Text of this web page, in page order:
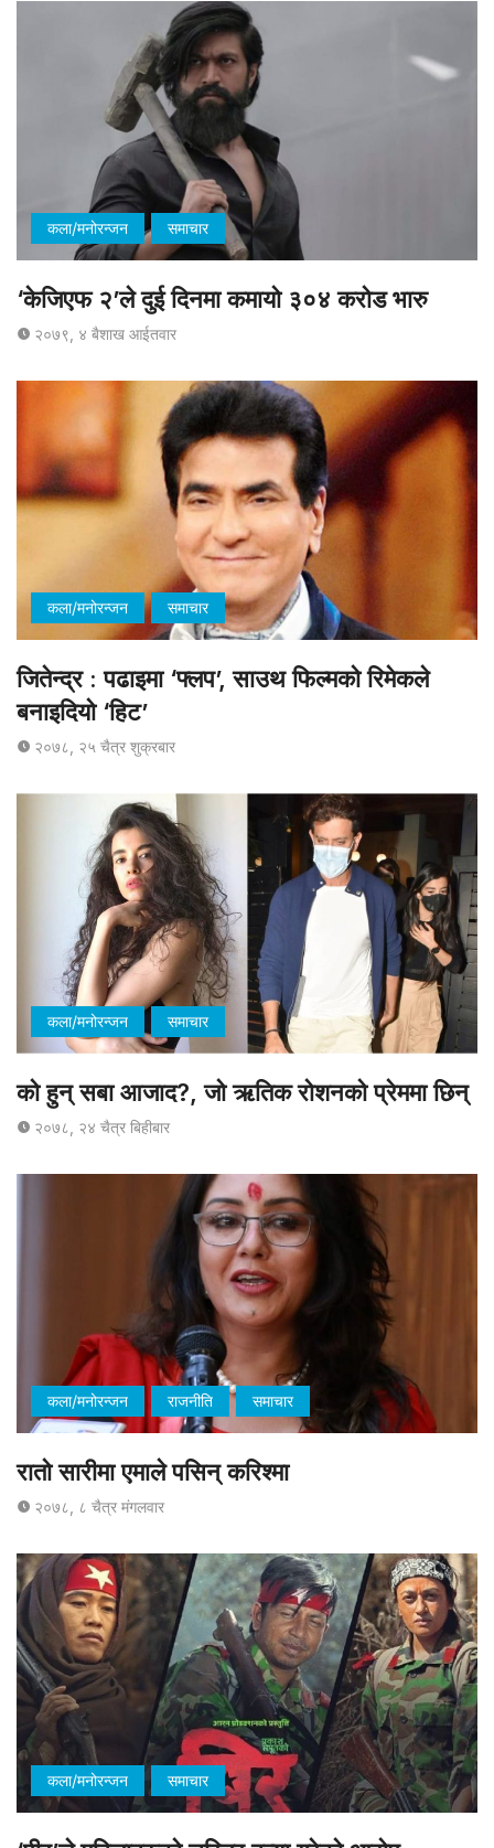
कला/मनोरन्जन समाचार
‘केजिएफ २’ले दुई दिनमा कमायो ३०४ करोड भारु
२०७९, ४ बैशाख आईतवार
कला/मनोरन्जन समाचार
जितेन्द्र : पढाइमा ‘फ्लप’, साउथ फिल्मको रिमेकले
बनाइदियो ‘हिट’
२०७८, २५ चैत्र शुक्रबार
कला/मनोरन्जन समाचार
को हुन् सबा आजाद?, जो ऋतिक रोशनको प्रेममा छिन्
२०७८, २४ चैत्र बिहीबार
कला/मनोरन्जन राजनीति समाचार
रातो सारीमा एमाले पसिन् करिश्मा
२०७८, ८ चैत्र मंगलवार
कला/मनोरन्जन समाचार